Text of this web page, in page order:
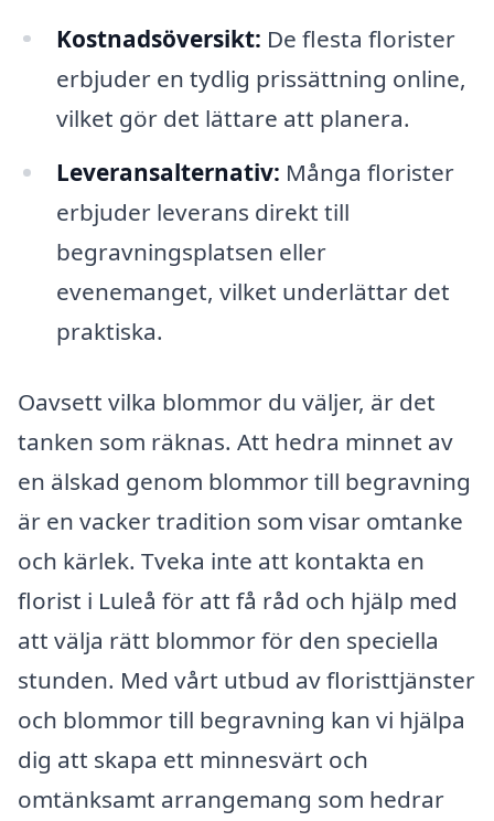
Kostnadsöversikt: De flesta florister
erbjuder en tydlig prissättning online,
vilket gör det lättare att planera.
Leveransalternativ: Många florister
erbjuder leverans direkt till
begravningsplatsen eller
evenemanget, vilket underlättar det
praktiska.
Oavsett vilka blommor du väljer, är det
tanken som räknas. Att hedra minnet av
en älskad genom blommor till begravning
är en vacker tradition som visar omtanke
och kärlek. Tveka inte att kontakta en
florist i Luleå för att få råd och hjälp med
att välja rätt blommor för den speciella
stunden. Med vårt utbud av floristtjänster
och blommor till begravning kan vi hjälpa
dig att skapa ett minnesvärt och
omtänksamt arrangemang som hedrar